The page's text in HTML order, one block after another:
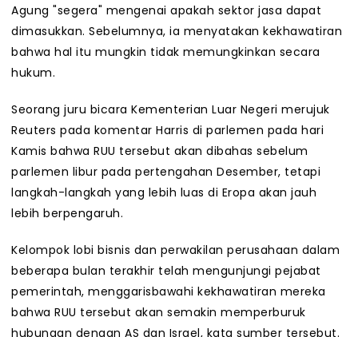
Agung "segera" mengenai apakah sektor jasa dapat
dimasukkan. Sebelumnya, ia menyatakan kekhawatiran
bahwa hal itu mungkin tidak memungkinkan secara
hukum.
Seorang juru bicara Kementerian Luar Negeri merujuk
Reuters pada komentar Harris di parlemen pada hari
Kamis bahwa RUU tersebut akan dibahas sebelum
parlemen libur pada pertengahan Desember, tetapi
langkah-langkah yang lebih luas di Eropa akan jauh
lebih berpengaruh.
Kelompok lobi bisnis dan perwakilan perusahaan dalam
beberapa bulan terakhir telah mengunjungi pejabat
pemerintah, menggarisbawahi kekhawatiran mereka
bahwa RUU tersebut akan semakin memperburuk
hubungan dengan AS dan Israel, kata sumber tersebut.